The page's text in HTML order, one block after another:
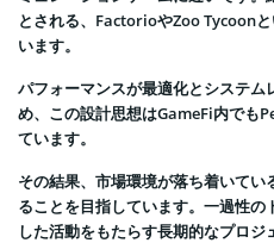
とされる、FactorioやZoo Tycoon
います。
パフォーマンスが最適化とシステ
め、この設計思想はGameFi内でも
ています。
その結果、市場環境が落ち着いて
ることを目指しています。一過性
した活動をもたらす長期的なプロ